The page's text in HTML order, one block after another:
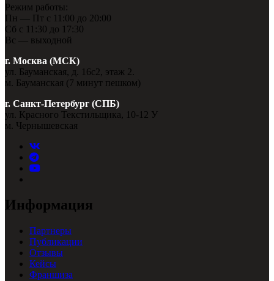
Режим работы:
Пн — Пт с 11:00 до 20:00
Сб с 11:30 до 17:30
Вс — выходной
г. Москва (МСК)
ул. Бауманская, д. 16с2, этаж 2.
м. Бауманская (7 минут пешком)
г. Санкт-Петербург (СПБ)
ул. Красного Текстильщика, 10-12 У
м. Чернышевская
Информация
Партнеры
Публикации
Отзывы
Кейсы
Франшиза